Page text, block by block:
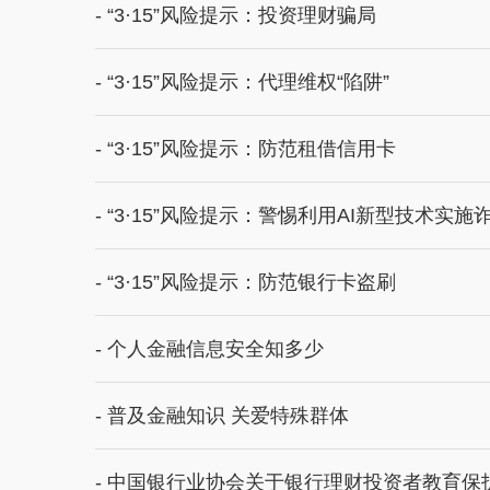
- “3·15”风险提示：投资理财骗局
- “3·15”风险提示：代理维权“陷阱”
- “3·15”风险提示：防范租借信用卡
- “3·15”风险提示：警惕利用AI新型技术实施
- “3·15”风险提示：防范银行卡盗刷
- 个人金融信息安全知多少
- 普及金融知识 关爱特殊群体
- 中国银行业协会关于银行理财投资者教育保